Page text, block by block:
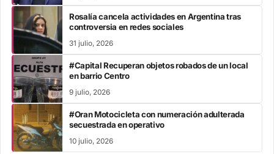
Rosalía cancela actividades en Argentina tras
controversia en redes sociales
31 julio, 2026
#Capital Recuperan objetos robados de un local
en barrio Centro
9 julio, 2026
#Oran Motocicleta con numeración adulterada
secuestrada en operativo
10 julio, 2026